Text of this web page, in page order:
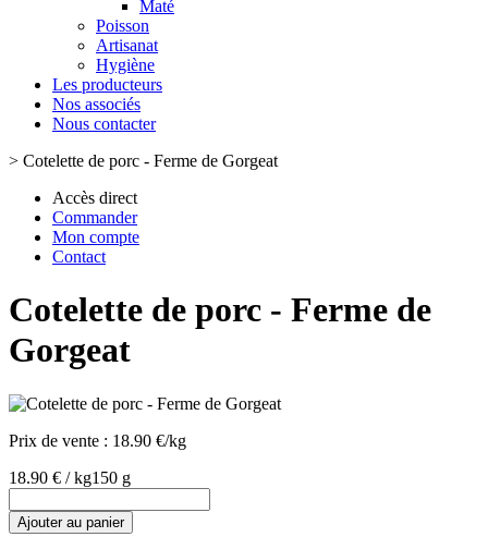
Maté
Poisson
Artisanat
Hygiène
Les producteurs
Nos associés
Nous contacter
> Cotelette de porc - Ferme de Gorgeat
Accès direct
Commander
Mon compte
Contact
Cotelette de porc - Ferme de
Gorgeat
Prix de vente : 18.90 €/kg
18.90 € / kg150 g
Ajouter au panier